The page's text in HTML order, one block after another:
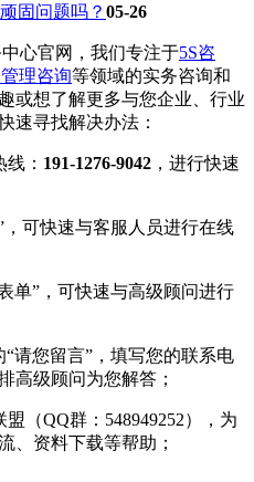
固问题吗？ 05-26
心官网，我们专注于5S咨
理咨询等领域的实务咨询和
或想了解更多与您企业、行业
速寻找解决办法：
： 191-1276-9042 ，进行快速
可快速与客服人员进行在线
单”，可快速与高级顾问进行
请您留言”，填写您的联系电
高级顾问为您解答；
（QQ群：548949252），为
、资料下载等帮助；